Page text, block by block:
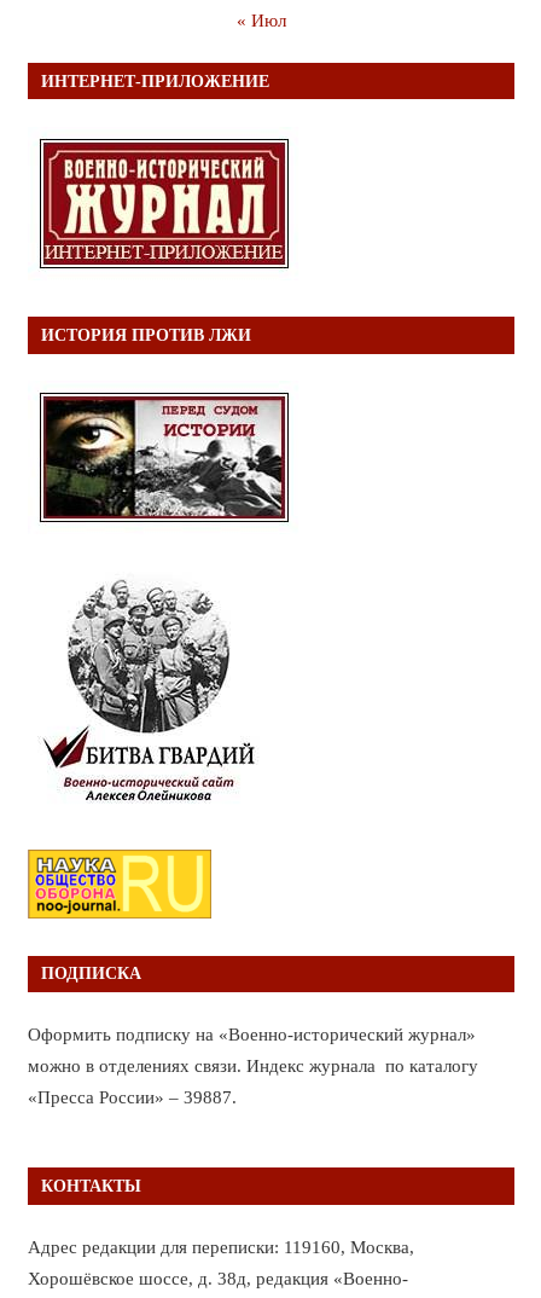
« Июл
ИНТЕРНЕТ-ПРИЛОЖЕНИЕ
ИСТОРИЯ ПРОТИВ ЛЖИ
ПОДПИСКА
Оформить подписку на «Военно-исторический журнал»
можно в отделениях связи. Индекс журнала по каталогу
«Пресса России» – 39887.
КОНТАКТЫ
Адрес редакции для переписки: 119160, Москва,
Хорошёвское шоссе, д. 38д, редакция «Военно-